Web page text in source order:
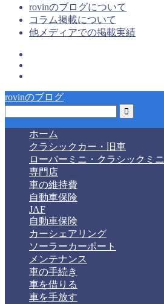
rovinのブログについて
コラム掲載について
他メディアでの掲載実績
rovinのブログ
ホーム
クラシックカー・旧車
ローバーミニ・クラシックミニ
専門店
車の維持費
自動車保険
JAF
自動車保険
カーシェアリング
ソーラーカーポート
メンテナンス
車の手続き
車を借りる
車を手放す